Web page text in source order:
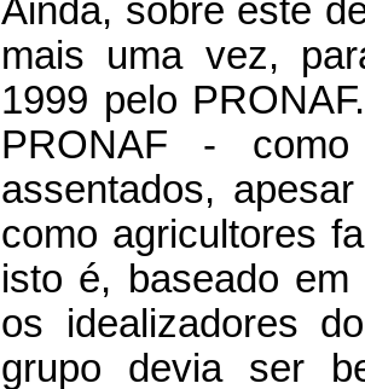
Ainda, sobre este
mais uma vez,
1999 pelo
PRONAF -
assentados,
como agricultores
isto é, baseado em
os idealizadores
grupo devia ser